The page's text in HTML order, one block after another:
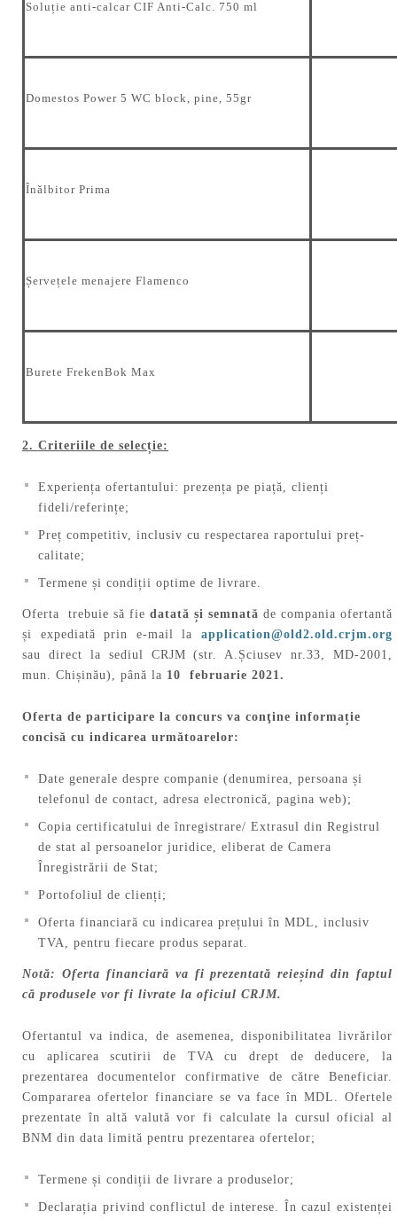
Soluție anti-calcar CIF Anti-Calc. 750 ml
Domestos Power 5 WC block, pine, 55gr
Înălbitor Prima
Șervețele menajere Flamenco
Burete FrekenBok Max
2. Criteriile de selecție:
Experiența ofertantului: prezența pe piață, clienți
fideli/referințe;
Preț competitiv, inclusiv cu respectarea raportului preț-
calitate;
Termene și condiții optime de livrare.
Oferta trebuie să fie datată și semnată de compania ofertantă
și expediată prin e-mail la application@old2.old.crjm.org
sau direct la sediul CRJM (str. A.Șciusev nr.33, MD-2001,
mun. Chișinău), până la 10 februarie 2021.
Oferta de participare la concurs va conţine informație
concisă cu indicarea următoarelor:
Date generale despre companie (denumirea, persoana și
telefonul de contact, adresa electronică, pagina web);
Copia certificatului de înregistrare/ Extrasul din Registrul
de stat al persoanelor juridice, eliberat de Camera
Înregistrării de Stat;
Portofoliul de clienți;
Oferta financiară cu indicarea prețului în MDL, inclusiv
TVA, pentru fiecare produs separat.
Notă: Oferta financiară va fi prezentată reieșind din faptul
că produsele vor fi livrate la oficiul CRJM.
Ofertantul va indica, de asemenea, disponibilitatea livrărilor
cu aplicarea scutirii de TVA cu drept de deducere, la
prezentarea documentelor confirmative de către Beneficiar.
Compararea ofertelor financiare se va face în MDL. Ofertele
prezentate în altă valută vor fi calculate la cursul oficial al
BNM din data limită pentru prezentarea ofertelor;
Termene și condiții de livrare a produselor;
Declarația privind conflictul de interese. În cazul existenței